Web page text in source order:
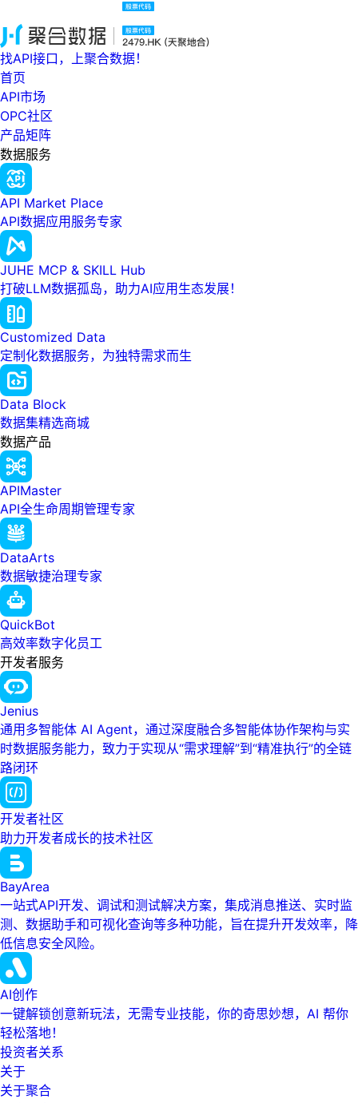
找API接口，上聚合数据！
首页
API市场
OPC社区
产品矩阵
数据服务
API Market Place
API数据应用服务专家
JUHE MCP & SKILL Hub
打破LLM数据孤岛，助力AI应用生态发展！
Customized Data
定制化数据服务，为独特需求而生
Data Block
数据集精选商城
数据产品
APIMaster
API全生命周期管理专家
DataArts
数据敏捷治理专家
QuickBot
高效率数字化员工
开发者服务
Jenius
通用多智能体 AI Agent，通过深度融合多智能体协作架构与实
时数据服务能力，致力于实现从“需求理解”到“精准执行”的全链
路闭环
开发者社区
助力开发者成长的技术社区
BayArea
一站式API开发、调试和测试解决方案，集成消息推送、实时监
测、数据助手和可视化查询等多种功能，旨在提升开发效率，降
低信息安全风险。
AI创作
一键解锁创意新玩法，无需专业技能，你的奇思妙想，AI 帮你
轻松落地！
投资者关系
关于
关于聚合